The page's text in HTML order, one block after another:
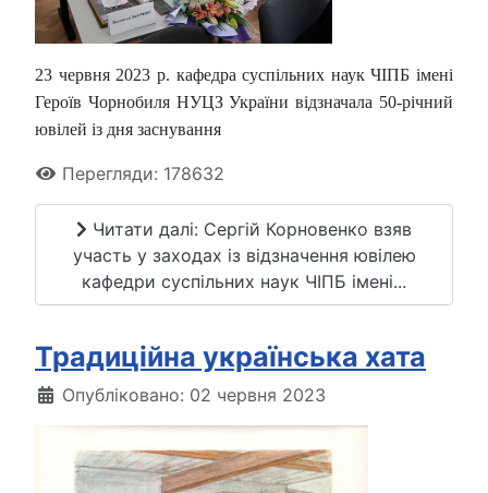
23 червня 2023 р. кафедра суспільних наук ЧІПБ імені
Героїв Чорнобиля НУЦЗ України відзначала 50-річний
ювілей із дня заснування
Перегляди: 178632
Читати далі: Сергій Корновенко взяв
участь у заходах із відзначення ювілею
кафедри суспільних наук ЧІПБ імені...
Традиційна українська хата
Опубліковано: 02 червня 2023